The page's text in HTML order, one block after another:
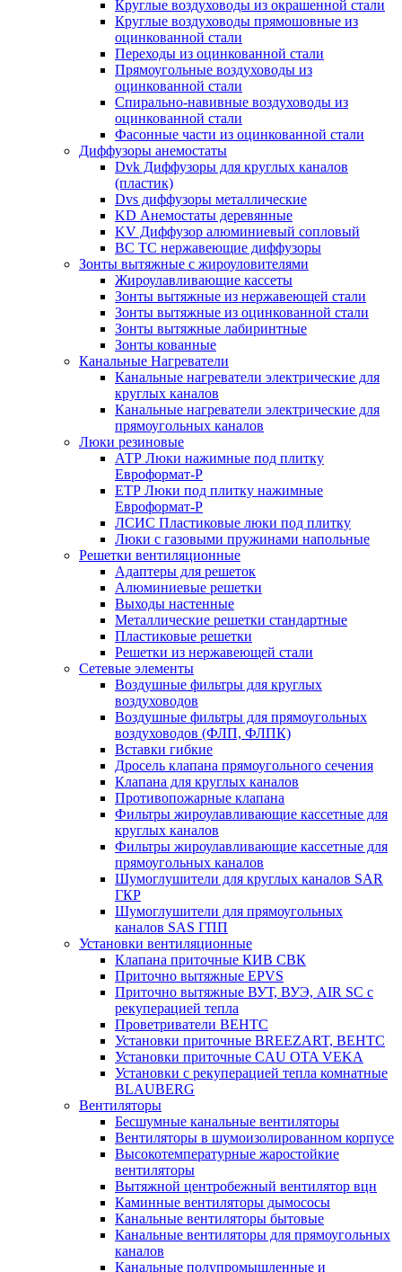
Круглые воздуховоды из окрашенной стали
Круглые воздуховоды прямошовные из
оцинкованной стали
Переходы из оцинкованной стали
Прямоугольные воздуховоды из
оцинкованной стали
Спирально-навивные воздуховоды из
оцинкованной стали
Фасонные части из оцинкованной стали
Диффузоры анемостаты
Dvk Диффузоры для круглых каналов
(пластик)
Dvs диффузоры металлические
KD Анемостаты деревянные
KV Диффузор алюминиевый сопловый
ВС ТС нержавеющие диффузоры
Зонты вытяжные с жироуловителями
Жироулавливающие кассеты
Зонты вытяжные из нержавеющей стали
Зонты вытяжные из оцинкованной стали
Зонты вытяжные лабиринтные
Зонты кованные
Канальные Нагреватели
Канальные нагреватели электрические для
круглых каналов
Канальные нагреватели электрические для
прямоугольных каналов
Люки резиновые
АТР Люки нажимные под плитку
Евроформат-Р
ЕТР Люки под плитку нажимные
Евроформат-Р
ЛСИС Пластиковые люки под плитку
Люки с газовыми пружинами напольные
Решетки вентиляционные
Адаптеры для решеток
Алюминиевые решетки
Выходы настенные
Металлические решетки стандартные
Пластиковые решетки
Решетки из нержавеющей стали
Сетевые элементы
Воздушные фильтры для круглых
воздуховодов
Воздушные фильтры для прямоугольных
воздуховодов (ФЛП, ФЛПК)
Вставки гибкие
Дросель клапана прямоугольного сечения
Клапана для круглых каналов
Противопожарные клапана
Фильтры жироулавливающие кассетные для
круглых каналов
Фильтры жироулавливающие кассетные для
прямоугольных каналов
Шумоглушители для круглых каналов SAR
ГКР
Шумоглушители для прямоугольных
каналов SAS ГПП
Установки вентиляционные
Клапана приточные КИВ СВК
Приточно вытяжные EPVS
Приточно вытяжные ВУТ, ВУЭ, AIR SC с
рекуперацией тепла
Проветриватели ВЕНТС
Установки приточные BREEZART, ВЕНТС
Установки приточные CAU OTA VEKA
Установки с рекуперацией тепла комнатные
BLAUBERG
Вентиляторы
Бесшумные канальные вентиляторы
Вентиляторы в шумоизолированном корпусе
Высокотемпературные жаростойкие
вентиляторы
Вытяжной центробежный вентилятор вцн
Каминные вентиляторы дымососы
Канальные вентиляторы бытовые
Канальные вентиляторы для прямоугольных
каналов
Канальные полупромышленные и